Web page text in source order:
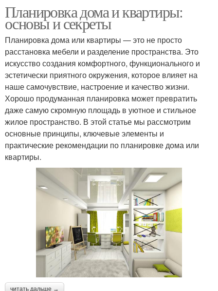
Планировка дома и квартиры:
основы и секреты
Планировка дома или квартиры — это не просто
расстановка мебели и разделение пространства. Это
искусство создания комфортного, функционального и
эстетически приятного окружения, которое влияет на
наше самочувствие, настроение и качество жизни.
Хорошо продуманная планировка может превратить
даже самую скромную площадь в уютное и стильное
жилое пространство. В этой статье мы рассмотрим
основные принципы, ключевые элементы и
практические рекомендации по планировке дома или
квартиры.
читать дальше →